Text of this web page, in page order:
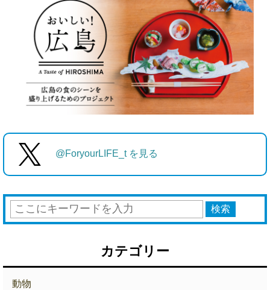
@ForyourLIFE_t を見る
カテゴリー
動物